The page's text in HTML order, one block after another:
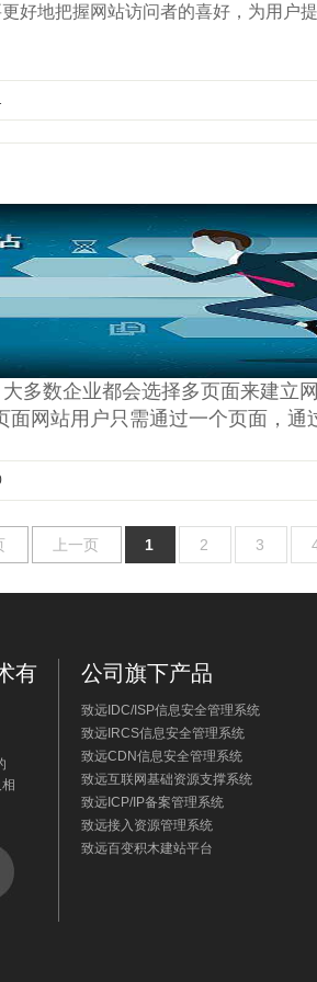
好地把握网站访问者的喜好，为用户
多数企业都会选择多页面来建立
网站用户只需通过一个页面，通
上一页 1 2 3
有
公司旗下产品
致远IDC/ISP信息安全管理系统
致远IRCS信息安全管理系统
致远CDN信息安全管理系统
致远互联网基础资源支撑系统
致远ICP/IP备案管理系统
致远接入资源管理系统
致远百变积木建站平台